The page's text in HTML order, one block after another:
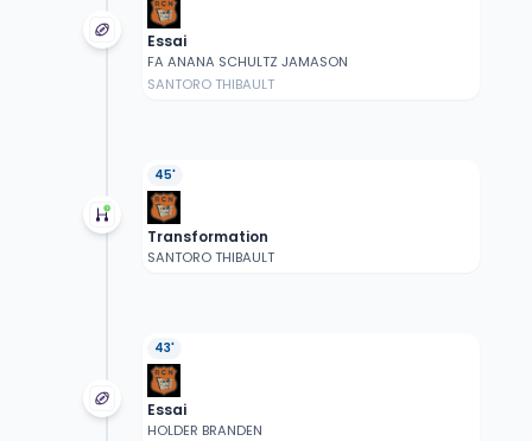
Essai
FA ANANA SCHULTZ JAMASON
SANTORO THIBAULT
45'
Transformation
SANTORO THIBAULT
43'
Essai
HOLDER BRANDEN